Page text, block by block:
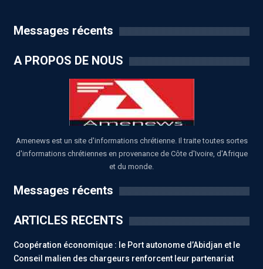
Messages récents
A PROPOS DE NOUS
Amenews est un site d'informations chrétienne. Il traite toutes sortes
d'informations chrétiennes en provenance de Côte d'Ivoire, d'Afrique
et du monde.
Messages récents
ARTICLES RECENTS
Coopération économique : le Port autonome d’Abidjan et le
Conseil malien des chargeurs renforcent leur partenariat